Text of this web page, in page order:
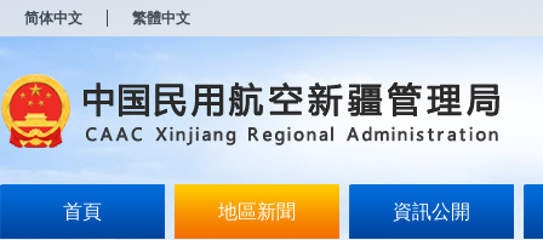
简体中文 繁體中文
首頁 地區新聞 資訊公開
开
无
障
说